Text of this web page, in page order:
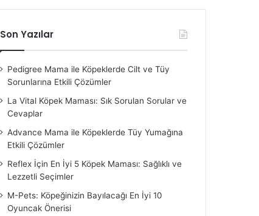
Son Yazılar
Pedigree Mama ile Köpeklerde Cilt ve Tüy
Sorunlarına Etkili Çözümler
La Vital Köpek Maması: Sık Sorulan Sorular ve
Cevaplar
Advance Mama ile Köpeklerde Tüy Yumağına
Etkili Çözümler
Reflex İçin En İyi 5 Köpek Maması: Sağlıklı ve
Lezzetli Seçimler
M-Pets: Köpeğinizin Bayılacağı En İyi 10
Oyuncak Önerisi